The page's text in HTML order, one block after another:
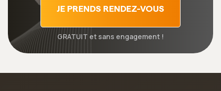
JE PRENDS RENDEZ-VOUS
GRATUIT et sans engagement !